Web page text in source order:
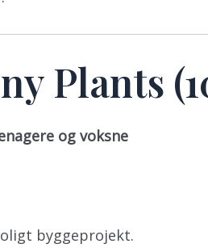
Plants
og voksne
byggeprojekt.